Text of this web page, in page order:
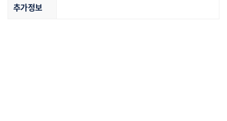
추가정보